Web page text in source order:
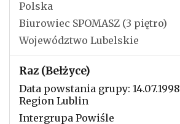
Polska
Biurowiec SPOMASZ (3 piętro)
Województwo Lubelskie
Raz (Bełżyce)
Data powstania grupy: 14.07.1998
Region Lublin
Intergrupa Powiśle